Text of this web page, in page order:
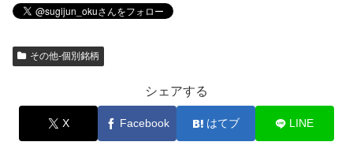
その他-個別銘柄
シェアする
X Facebook はてブ LINE